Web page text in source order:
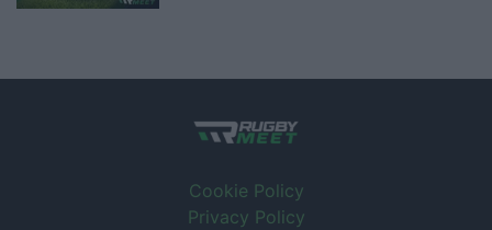
Cookie Policy
Privacy Policy